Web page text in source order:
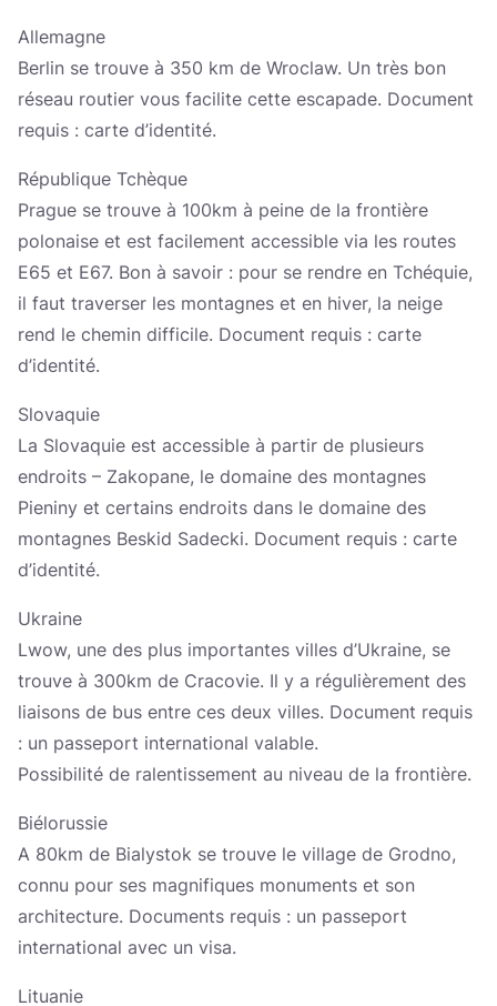
Allemagne
Berlin se trouve à 350 km de Wroclaw. Un très bon
réseau routier vous facilite cette escapade. Document
requis : carte d’identité.
République Tchèque
Prague se trouve à 100km à peine de la frontière
polonaise et est facilement accessible via les routes
E65 et E67. Bon à savoir : pour se rendre en Tchéquie,
il faut traverser les montagnes et en hiver, la neige
rend le chemin difficile. Document requis : carte
d’identité.
Slovaquie
La Slovaquie est accessible à partir de plusieurs
endroits – Zakopane, le domaine des montagnes
Pieniny et certains endroits dans le domaine des
montagnes Beskid Sadecki. Document requis : carte
d’identité.
Ukraine
Lwow, une des plus importantes villes d’Ukraine, se
trouve à 300km de Cracovie. Il y a régulièrement des
liaisons de bus entre ces deux villes. Document requis
: un passeport international valable.
Possibilité de ralentissement au niveau de la frontière.
Biélorussie
A 80km de Bialystok se trouve le village de Grodno,
connu pour ses magnifiques monuments et son
architecture. Documents requis : un passeport
international avec un visa.
Lituanie